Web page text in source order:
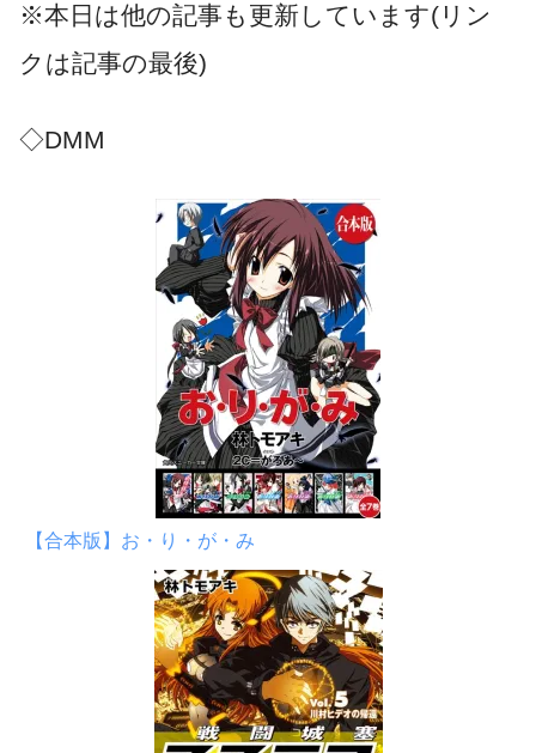
※本日は他の記事も更新しています(リン
クは記事の最後)
◇DMM
【合本版】お・り・が・み